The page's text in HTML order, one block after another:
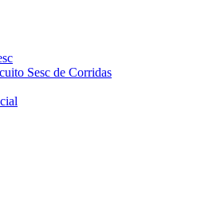
Sesc de Corridas